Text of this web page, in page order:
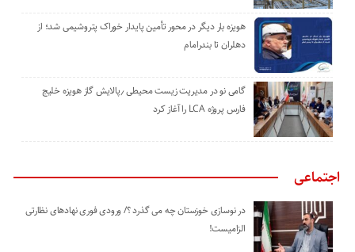
هویزه بار دیگر در محور تأمین پایدار خوراک پتروشیمی شد؛ از
دهلران تا بندرامام
گامی نو در مدیریت زیست ‌محیطی ٫پالایش گاز هویزه خلیج
‌فارس پروژه LCA را آغاز کرد
اجتماعی
در نوسازی خوزستان چه می گذرد ؟/ ورودی فوری نهادهای نظارتی
الزامیست!